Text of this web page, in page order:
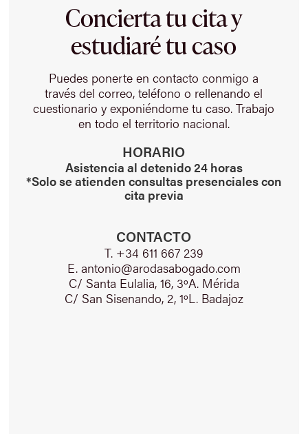
Concierta tu cita y
estudiaré tu caso
Puedes ponerte en contacto conmigo a
través del correo, teléfono o rellenando el
cuestionario y exponiéndome tu caso. Trabajo
en todo el territorio nacional.
HORARIO
Asistencia al detenido 24 horas
*Solo se atienden consultas presenciales con
cita previa
CONTACTO
T. +34 611 667 239
E. antonio@arodasabogado.com
C/ Santa Eulalia, 16, 3ºA. Mérida
C/ San Sisenando, 2, 1ºL. Badajoz